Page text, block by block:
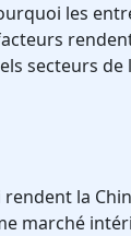
les
secteurs
la
marché